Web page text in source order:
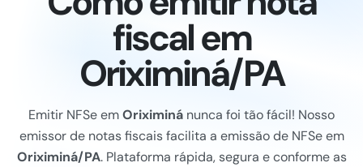
fiscal em
Oriximiná/PA
Emitir NFSe emOriximiná nunca foi tão fácil! Nosso
emissor de notas fiscais facilita a emissão de NFSe em
Oriximiná/PA. Plataforma rápida, segura e conforme as